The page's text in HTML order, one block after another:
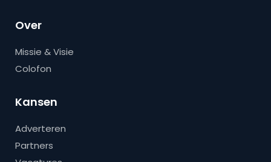
Over
Missie & Visie
Colofon
Kansen
Adverteren
Partners